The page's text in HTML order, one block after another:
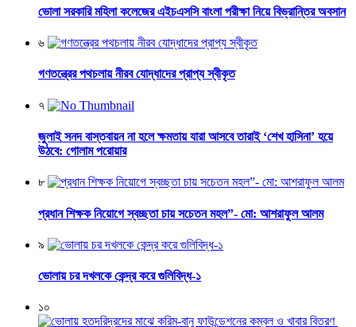
ভোলা সরকারি মহিলা কলেজের এইচএসসি বাংলা পরীক্ষা নিয়ে বিভ্রান্তির অবসান
৬
গণতন্ত্রের পথচলায় নীরব যোদ্ধাদের প্রাপ্য স্বীকৃত
৭
জুলাই সনদ বাস্তবায়ন না হলে ক্ষমতায় যারা আসবে তারাই ‘শেখ হাসিনা’ হয়ে
উঠবে: গোলাম পরোয়ার
৮
প্রধান শিক্ষক নিয়োগে স্বচ্ছতা চায় সচেতন মহল”- মো: আশরাফুল আলম
৯
ভোলায় চর দখলকে কেন্দ্র করে গুলিবিদ্ধ-১
১০